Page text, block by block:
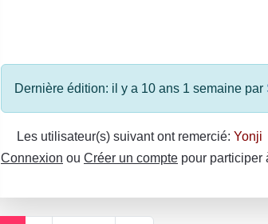
Dernière édition: il y a 10 ans 1 semaine par
Les utilisateur(s) suivant ont remercié: Yonji
Connexion ou Créer un compte pour participer